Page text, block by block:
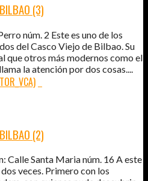
(3)
núm. 2 Este es uno de los
del Casco Viejo de Bilbao. Su
que otros más modernos como el
la atención por dos cosas....
(2)
Calle Santa Maria núm. 16 A este
veces. Primero con los